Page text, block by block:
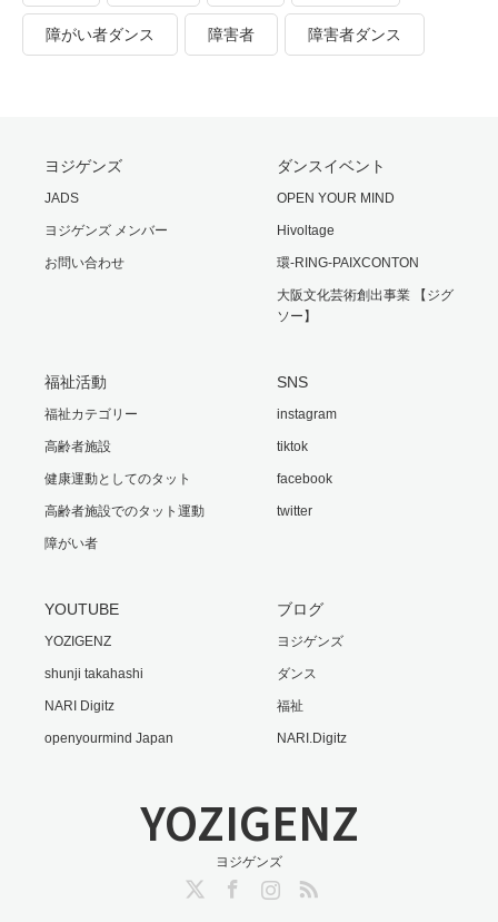
障がい者ダンス 障害者 障害者ダンス
ヨジゲンズ
JADS
ヨジゲンズ メンバー
お問い合わせ
ダンスイベント
OPEN YOUR MIND
Hivoltage
環-RING-PAIXCONTON
大阪文化芸術創出事業 【ジグ
ソー】
福祉活動
福祉カテゴリー
高齢者施設
健康運動としてのタット
高齢者施設でのタット運動
障がい者
SNS
instagram
tiktok
facebook
twitter
YOUTUBE
YOZIGENZ
shunji takahashi
NARI Digitz
openyourmind Japan
ブログ
ヨジゲンズ
ダンス
福祉
NARI.Digitz
YOZIGENZ
ヨジゲンズ
InstagramRSS